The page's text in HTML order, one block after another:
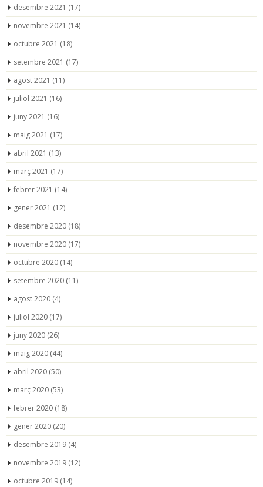
desembre 2021 (17)
novembre 2021 (14)
octubre 2021 (18)
setembre 2021 (17)
agost 2021 (11)
juliol 2021 (16)
juny 2021 (16)
maig 2021 (17)
abril 2021 (13)
març 2021 (17)
febrer 2021 (14)
gener 2021 (12)
desembre 2020 (18)
novembre 2020 (17)
octubre 2020 (14)
setembre 2020 (11)
agost 2020 (4)
juliol 2020 (17)
juny 2020 (26)
maig 2020 (44)
abril 2020 (50)
març 2020 (53)
febrer 2020 (18)
gener 2020 (20)
desembre 2019 (4)
novembre 2019 (12)
octubre 2019 (14)